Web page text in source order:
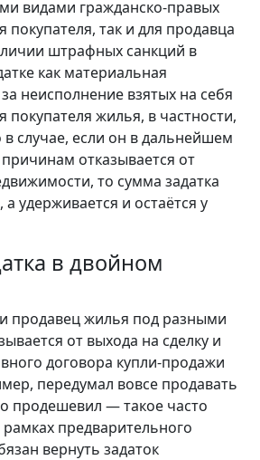
видами гражданско-правых
покупателя, так и для продавца
штрафных санкций в
как материальная
неисполнение взятых на себя
покупателя жилья, в частности,
в случае, если он в дальнейшем
отказывается от
то сумма задатка
удерживается и остаётся у
в двойном
продавец жилья под разными
от выхода на сделку и
договора купли-продажи
передумал вовсе продавать
продешевил — такое часто
рамках предварительного
вернуть задаток